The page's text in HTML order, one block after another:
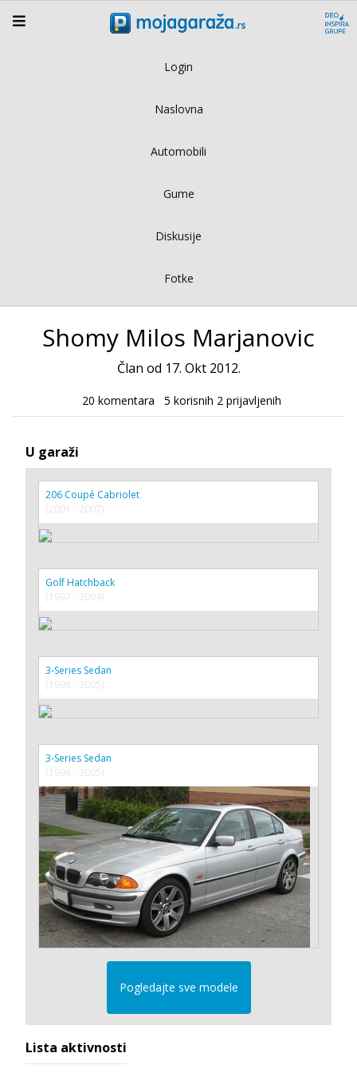
Login
Naslovna
Automobili
Gume
Diskusije
Fotke
Shomy Milos Marjanovic
Član od 17. Okt 2012.
20 komentara 5 korisnih 2 prijavljenih
U garaži
206 Coupé Cabriolet
(2001 - 2007)
Golf Hatchback
(1997 - 2004)
3-Series Sedan
(1998 - 2005)
3-Series Sedan
(1998 - 2005)
Pogledajte sve modele
Lista aktivnosti